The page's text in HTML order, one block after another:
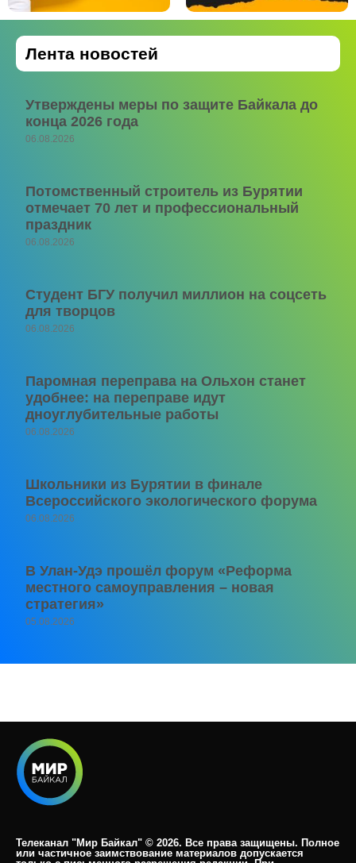
Лента новостей
Утверждены меры по защите Байкала до
конца 2026 года
06.08.2026
Потомственный строитель из Бурятии
отмечает 70 лет и профессиональный
праздник
06.08.2026
Студент БГУ получил миллион на соцсеть
для творцов
06.08.2026
Паромная переправа на Ольхон станет
удобнее: на переправе идут
дноуглубительные работы
06.08.2026
Школьники из Бурятии в финале
Всероссийского экологического форума
06.08.2026
В Улан-Удэ прошёл форум «Реформа
местного самоуправления – новая
стратегия»
05.08.2026
Телеканал "Мир Байкал" © 2026. Все права защищены. Полное
или частичное заимствование материалов допускается